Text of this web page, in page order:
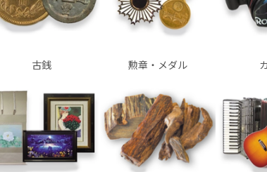
古銭 勲章・メダル